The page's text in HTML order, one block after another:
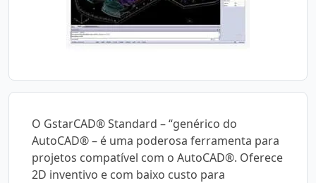
O GstarCAD® Standard – “genérico do
AutoCAD® – é uma poderosa ferramenta para
projetos compatível com o AutoCAD®. Oferece
2D inventivo e com baixo custo para